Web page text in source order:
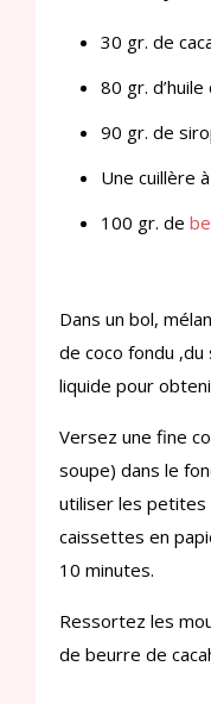
30 gr. de
80 gr.
90 gr. de
Une cuillère
100 gr. de
Dans un bol,
de coco fondu ,du
liquide pour
Versez une fine
soupe) dans le
utiliser les petites
caissettes en
10 minutes.
Ressortez les
de beurre de